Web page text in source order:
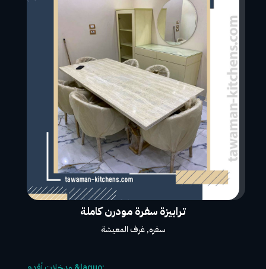
ترابيزة سفرة مودرن كاملة
سفره,غرف المعيشة